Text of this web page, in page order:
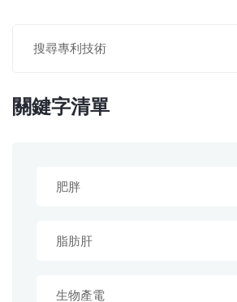
關鍵字清單
肥胖
脂肪肝
生物產電